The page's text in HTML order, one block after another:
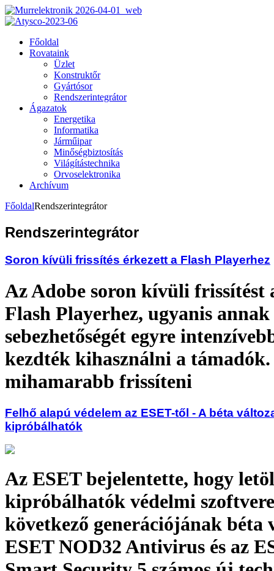
Főoldal
Rovataink
Üzlet
Konstruktőr
Gyártósor
Rendszerintegrátor
Ágazatok
Energetika
Informatika
Járműipar
Minőségbiztosítás
Világítástechnika
Orvoselektronika
Archívum
FőoldalRendszerintegrátor
Rendszerintegrátor
Soron kívüli frissítés érkezett a Flash Playerhez
Az Adobe soron kívüli frissítést
Flash Playerhez, ugyanis
sebezhetőségét egyre
kezdték kihasználni a támadók.
mihamarabb frissíteni
Felhő alapú védelem az ESET-től - A béta
kipróbálhatók
Az ESET bejelentette, hogy
kipróbálhatók védelmi
következő generációjának béta
ESET NOD32 Antivirus és az